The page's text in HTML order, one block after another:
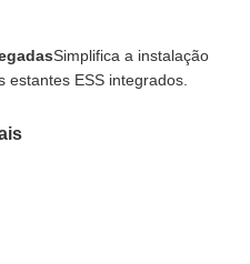
Simplifica a instalação
ESS integrados.